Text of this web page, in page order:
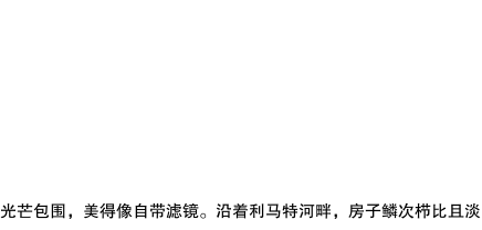
芒包围，美得像自带滤镜。沿着利马特河畔，房子鳞次栉比且淡